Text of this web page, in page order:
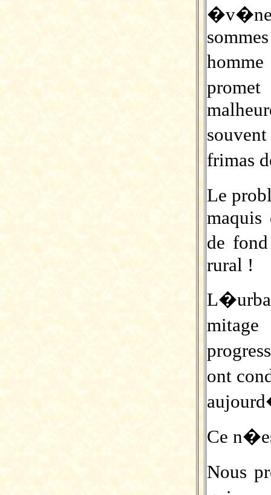
frimas
Le
maquis
de
rural !
ont
Ce
Nous